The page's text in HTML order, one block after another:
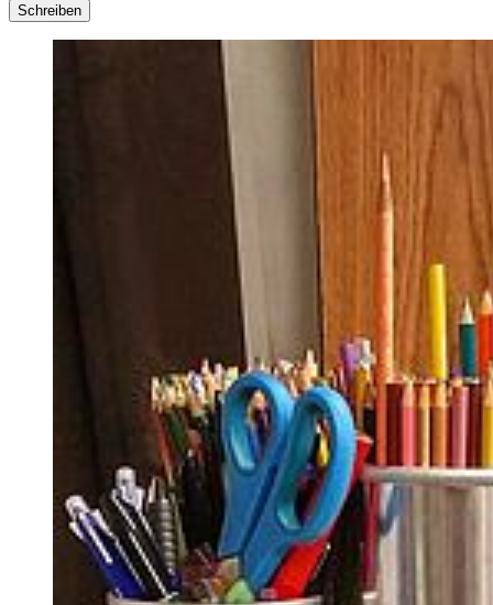
Schreiben
Vielleicht möchten Sie auch noch aktiver werden, indem Sie einfach
selbst am Tag alles aufschreiben, was Sie belastet – wie ein
Tagebuch: das ist dann Ihre persönliche „Schreibtherapie“, die
nachweislich auch helfen kann. Oder werden Sie kreativ und
schreiben Geschichten oder Gedichte. Vielleicht schlummert in